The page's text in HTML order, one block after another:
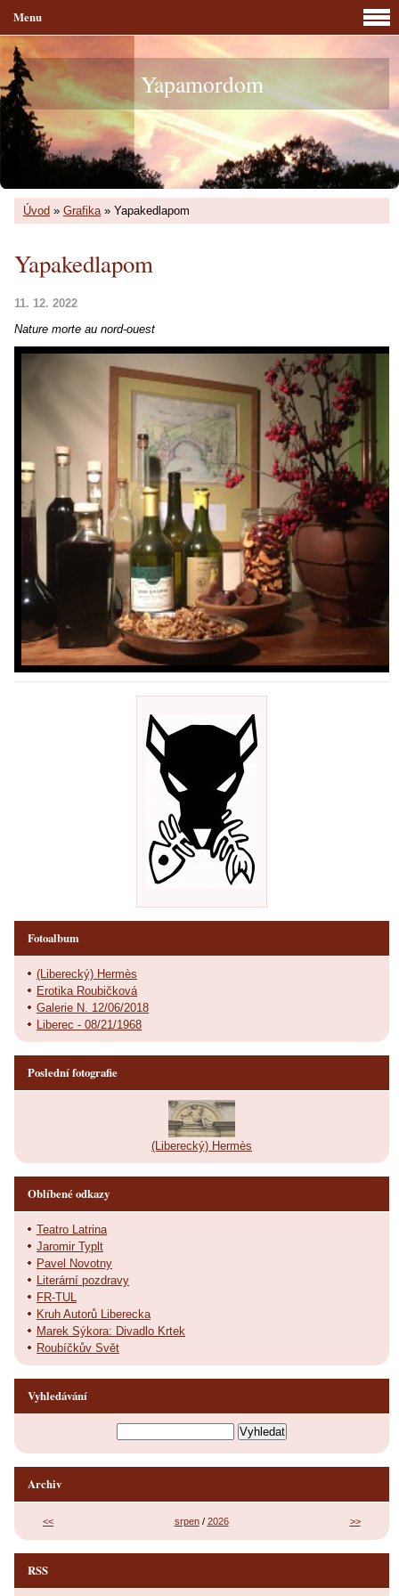
Yapamordom
Úvod » Grafika» Yapakedlapom
Yapakedlapom
11. 12. 2022
Nature morte au nord-ouest
Menu
Fotoalbum
(Liberecký) Hermès
Erotika Roubičková
Galerie N. 12/06/2018
Liberec - 08/21/1968
Poslední fotografie
(Liberecký) Hermès
Oblíbené odkazy
Teatro Latrina
Jaromir Typlt
Pavel Novotny
Literární pozdravy
FR-TUL
Kruh Autorů Liberecka
Marek Sýkora: Divadlo Krtek
Roubíčkův Svět
Vyhledávání
Archiv
<< srpen/ 2026 >>
RSS